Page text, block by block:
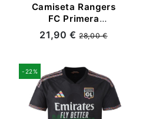
Camiseta Rangers
FC Primera
Equipación
2026/2027 Azul
21,90 €28,00 €
-22%